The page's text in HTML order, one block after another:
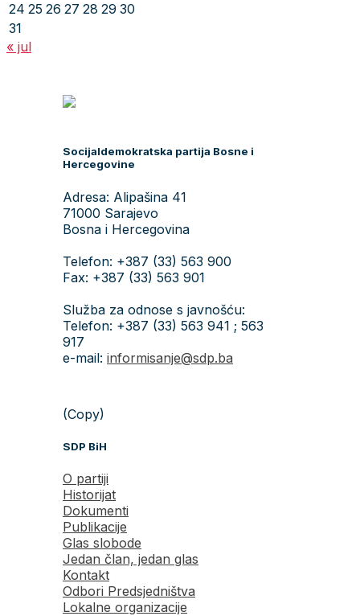
24 25 26 27 28 29 30
31
« jul
Socijaldemokratska partija Bosne i
Hercegovine
Adresa: Alipašina 41
71000 Sarajevo
Bosna i Hercegovina
Telefon: +387 (33) 563 900
Fax: +387 (33) 563 901
Služba za odnose s javnošću:
Telefon: +387 (33) 563 941 ; 563
917
e-mail: informisanje@sdp.ba
(Copy)
SDP BiH
O partiji
Historijat
Dokumenti
Publikacije
Glas slobode
Jedan član, jedan glas
Kontakt
Odbori Predsjedništva
Lokalne organizacije